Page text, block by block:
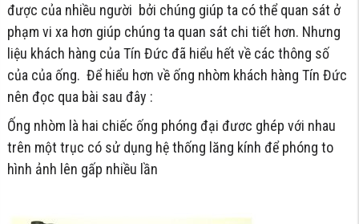
được của nhiều người bởi chúng giúp ta có thể quan sát ở
phạm vi xa hơn giúp chúng ta quan sát chi tiết hơn. Nhưng
liệu khách hàng của Tín Đức đã hiểu hết về các thông số
của của ống. Để hiểu hơn về ống nhòm khách hàng Tín Đức
nên đọc qua bài sau đây :
Ống nhòm là hai chiếc ống phóng đại đươc ghép với nhau
trên một trục có sử dụng hệ thống lăng kính để phóng to
hình ảnh lên gấp nhiều lần